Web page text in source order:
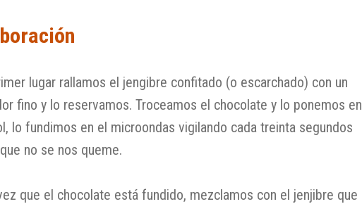
lugar rallamos el jengibre confitado (o escarchado) con un
fino y lo reservamos. Troceamos el chocolate y lo ponemos en
lo fundimos en el microondas vigilando cada treinta segundos
no se nos queme.
que el chocolate está fundido, mezclamos con el jenjibre que